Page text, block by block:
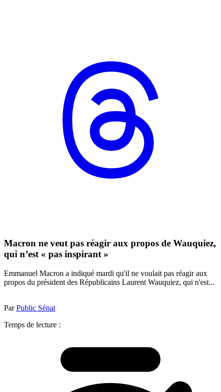
Macron ne veut pas réagir aux propos de Wauquiez,
qui n’est « pas inspirant »
Emmanuel Macron a indiqué mardi qu'il ne voulait pas réagir aux
propos du président des Républicains Laurent Wauquiez, qui n'est...
ParPublic Sénat
Temps de lecture :